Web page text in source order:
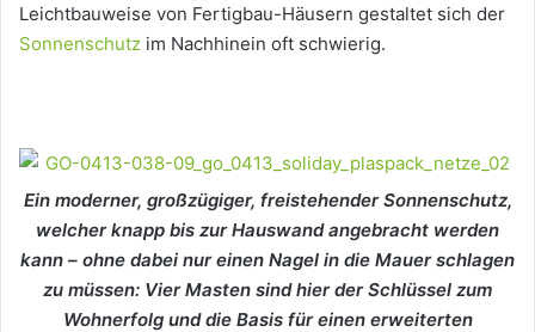
Leichtbauweise von Fertigbau-Häusern gestaltet sich der
Sonnenschutz im Nachhinein oft schwierig.
Ein moderner, großzügiger, freistehender Sonnenschutz,
welcher knapp bis zur Hauswand angebracht werden
kann – ohne dabei nur einen Nagel in die Mauer schlagen
zu müssen: Vier Masten sind hier der Schlüssel zum
Wohnerfolg und die Basis für einen erweiterten